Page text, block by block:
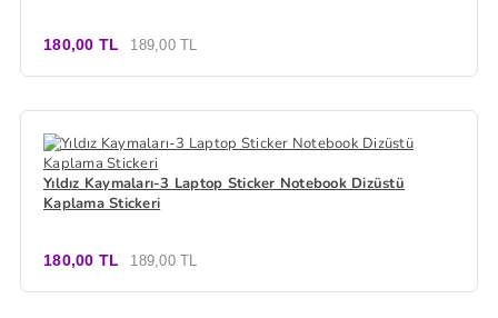
180,00 TL 189,00 TL
Yıldız Kaymaları-3 Laptop Sticker Notebook Dizüstü
Kaplama Stickeri
180,00 TL 189,00 TL